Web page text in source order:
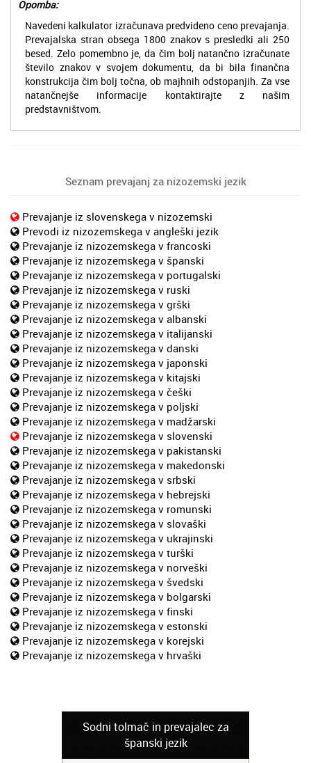
Opomba:
Navedeni kalkulator izračunava predvideno ceno prevajanja.
Prevajalska stran obsega 1800 znakov s presledki ali 250
besed. Zelo pomembno je, da čim bolj natančno izračunate
število znakov v svojem dokumentu, da bi bila finančna
konstrukcija čim bolj točna, ob majhnih odstopanjih. Za vse
natančnejše informacije kontaktirajte z našim
predstavništvom.
Seznam prevajanj za nizozemski jezik
Prevajanje iz slovenskega v nizozemski
Prevodi iz nizozemskega v angleški jezik
Prevajanje iz nizozemskega v francoski
Prevajanje iz nizozemskega v španski
Prevajanje iz nizozemskega v portugalski
Prevajanje iz nizozemskega v ruski
Prevajanje iz nizozemskega v grški
Prevajanje iz nizozemskega v albanski
Prevajanje iz nizozemskega v italijanski
Prevajanje iz nizozemskega v danski
Prevajanje iz nizozemskega v japonski
Prevajanje iz nizozemskega v kitajski
Prevajanje iz nizozemskega v češki
Prevajanje iz nizozemskega v poljski
Prevajanje iz nizozemskega v madžarski
Prevajanje iz nizozemskega v slovenski
Prevajanje iz nizozemskega v pakistanski
Prevajanje iz nizozemskega v makedonski
Prevajanje iz nizozemskega v srbski
Prevajanje iz nizozemskega v hebrejski
Prevajanje iz nizozemskega v romunski
Prevajanje iz nizozemskega v slovaški
Prevajanje iz nizozemskega v ukrajinski
Prevajanje iz nizozemskega v turški
Prevajanje iz nizozemskega v norveški
Prevajanje iz nizozemskega v švedski
Prevajanje iz nizozemskega v bolgarski
Prevajanje iz nizozemskega v finski
Prevajanje iz nizozemskega v estonski
Prevajanje iz nizozemskega v korejski
Prevajanje iz nizozemskega v hrvaški
Sodni tolmač in prevajalec za
španski jezik